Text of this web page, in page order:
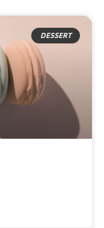
DESSERT